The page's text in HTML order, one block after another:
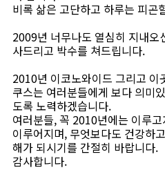
비록 삶은 고단하고 하루는 피곤
2009년 너무나도 열심히 지내오
사드리고 박수를 쳐드립니다.
2010년 이코노와이드 그리고 이
쿠스는 여러분들에게 보다 의미
도록 노력하겠습니다.
여러분들, 꼭 2010년에는 이루
이루어지며, 무엇보다도 건강하
해가 되시기를 간절히 바랍니다.
감사합니다.